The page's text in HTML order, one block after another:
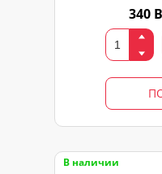
340
В наличии